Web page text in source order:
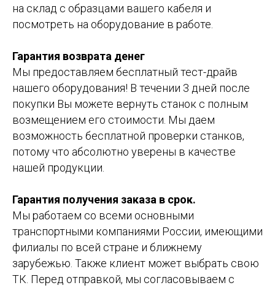
на склад с образцами вашего кабеля и
посмотреть на оборудование в работе.
Гарантия возврата денег
Мы предоставляем бесплатный тест-драйв
нашего оборудования! В течении 3 дней после
покупки Вы можете вернуть станок с полным
возмещением его стоимости. Мы даем
возможность бесплатной проверки станков,
потому что абсолютно уверены в качестве
нашей продукции.
Гарантия получения заказа в срок.
Мы работаем со всеми основными
транспортными компаниями России, имеющими
филиалы по всей стране и ближнему
зарубежью. Также клиент может выбрать свою
ТК. Перед отправкой, мы согласовываем с